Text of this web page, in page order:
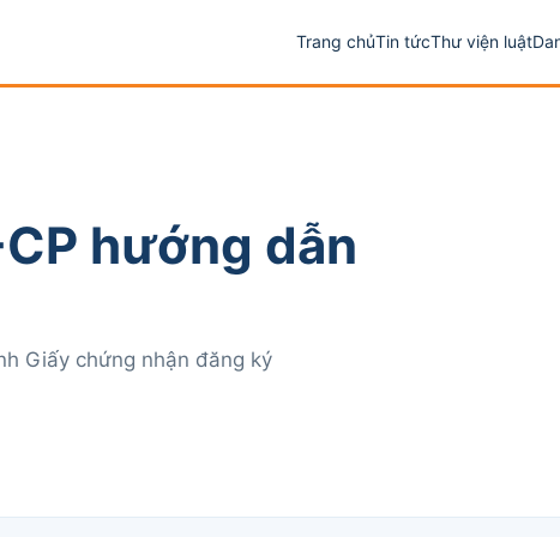
Trang chủTin tứcThư viện luật
hướng dẫn
Giấy chứng nhận đăng ký